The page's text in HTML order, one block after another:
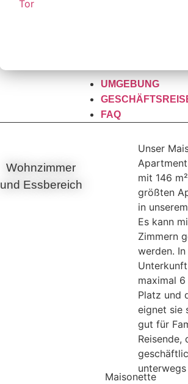
UMGEBUNG
FAQ
Wohnzimmer
und Essbereich
Maisonette
Unser
mit 146
größten
in
Es kann
Zimmern
werden.
maximal 6
Platz und
eignet sie
gut für
Reisende,